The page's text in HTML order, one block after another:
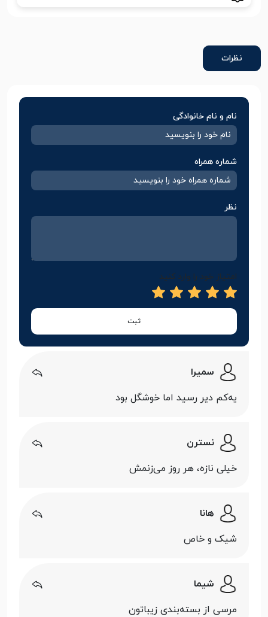
نظرات
نام و نام خانوادگی
شماره همراه
نظر
امتیاز خود را وارد کنید
ثبت
سمیرا
یه‌کم دیر رسید اما خوشگل بود
نسترن
خیلی نازه، هر روز می‌زنمش
هانا
شیک و خاص
شیما
مرسی از بسته‌بندی زیباتون